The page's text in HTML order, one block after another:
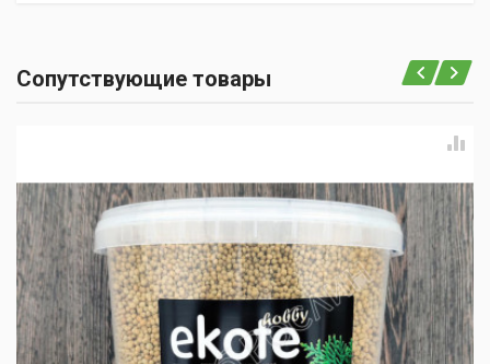
Сопутствующие товары